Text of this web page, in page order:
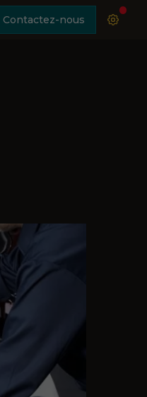
Contactez-nous